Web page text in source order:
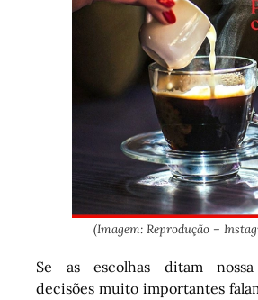
(Imagem: Reprodução –
Se as escolhas ditam nossa
decisões muito importantes